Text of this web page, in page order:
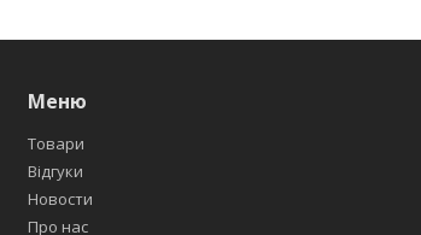
Меню
Товари
Відгуки
Новости
Про нас